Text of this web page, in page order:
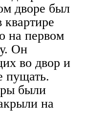
дворе был
на первом
Он
во двор и
пущать.
были
на